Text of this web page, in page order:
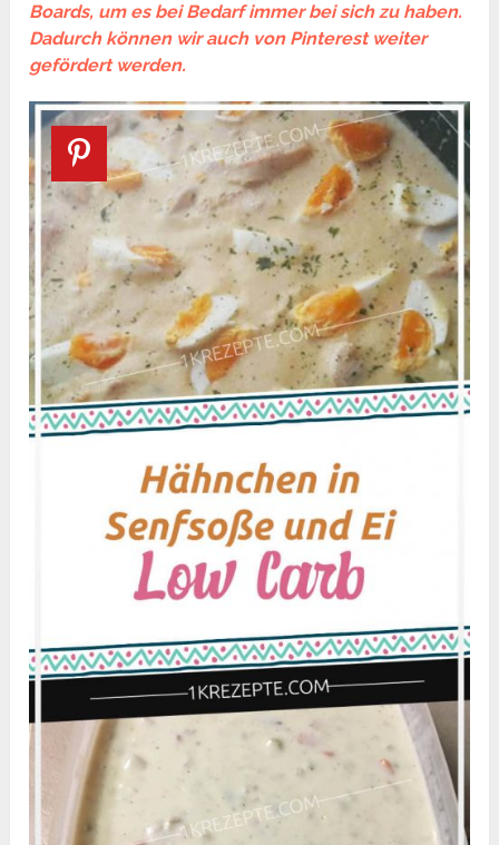
Boards, um es bei Bedarf immer bei sich zu haben.
Dadurch können wir auch von Pinterest weiter
gefördert werden.